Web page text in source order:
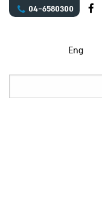
04-6580300
Eng